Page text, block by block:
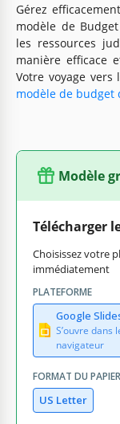
Gérez
modèle de
les ressources
manière efficace
Votre voyage vers
modèle de budget
Modèle
Télécharger
Choisissez votre
immédiatement
PLATEFORME
Google
S’ouvre dans
navigateur
FORMAT DU PAPIER
US Letter